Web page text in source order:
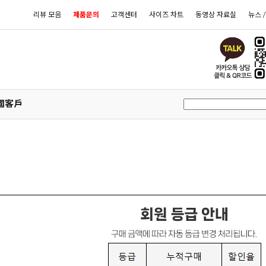
리뷰 모음 제품문의 고객센터 사이즈 차트 동영상 자료실 뉴스
客戶